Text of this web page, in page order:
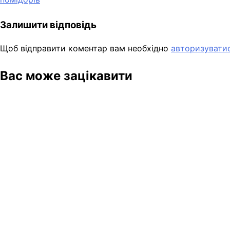
записів
Залишити відповідь
Щоб відправити коментар вам необхідно
Вас може зацікавити